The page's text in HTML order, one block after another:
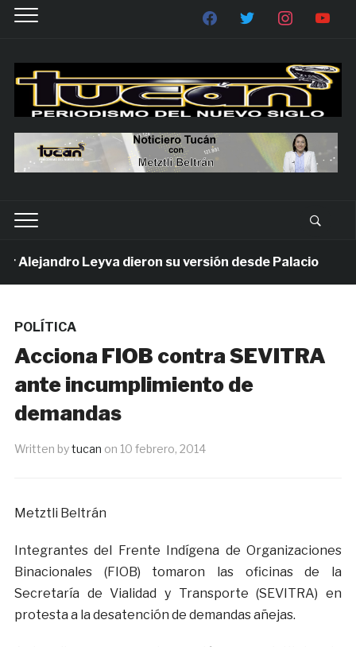
Leyva dieron su versión desde Palacio
POLÍTICA
Acciona FIOB contra SEVITRA
ante incumplimiento de
demandas
Written bytucan on 10 febrero, 2014
Metztli Beltrán
Integrantes del Frente Indígena de Organizaciones
Binacionales (FIOB) tomaron las oficinas de la
Secretaría de Vialidad y Transporte (SEVITRA) en
protesta a la desatención de demandas añejas.